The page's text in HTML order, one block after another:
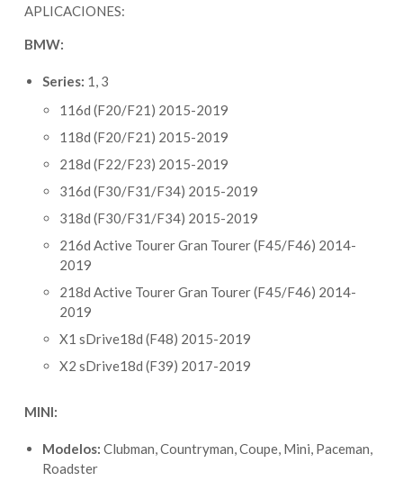
APLICACIONES:
BMW:
Series: 1, 3
116d (F20/F21) 2015-2019
118d (F20/F21) 2015-2019
218d (F22/F23) 2015-2019
316d (F30/F31/F34) 2015-2019
318d (F30/F31/F34) 2015-2019
216d Active Tourer Gran Tourer (F45/F46) 2014-
2019
218d Active Tourer Gran Tourer (F45/F46) 2014-
2019
X1 sDrive18d (F48) 2015-2019
X2 sDrive18d (F39) 2017-2019
MINI:
Modelos: Clubman, Countryman, Coupe, Mini, Paceman,
Roadster